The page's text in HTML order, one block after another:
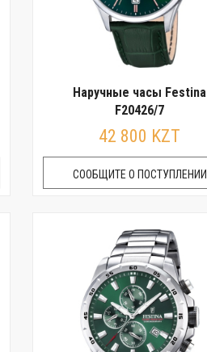
Наручные часы Festina
F20426/7
42 800 KZT
СООБЩИТЕ О ПОСТУПЛЕНИИ